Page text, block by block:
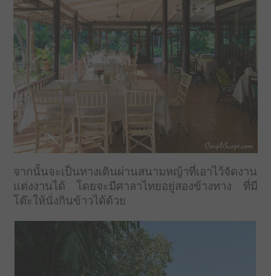
จากนั้นจะเป็นทางเดินผ่านสนามหญ้าที่เอาไว้จัดงาน
แต่งงานได้ โดยจะมีศาลาไทยอยู่สองข้างทาง ที่มี
โต๊ะให้นั่งกินข้าวได้ด้วย